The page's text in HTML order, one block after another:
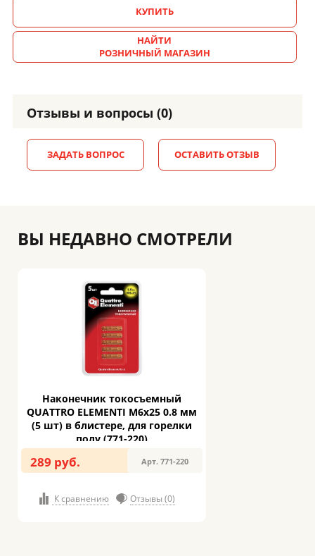
КУПИТЬ
НАЙТИ
РОЗНИЧНЫЙ МАГАЗИН
Отзывы и вопросы (0)
ЗАДАТЬ ВОПРОС ОСТАВИТЬ ОТЗЫВ
ВЫ НЕДАВНО СМОТРЕЛИ
Наконечник токосъемный
QUATTRO ELEMENTI M6x25 0.8 мм
(5 шт) в блистере, для горелки
полу (771-220)
289 руб. Арт. 771-220
К сравнению Отзывы (0)